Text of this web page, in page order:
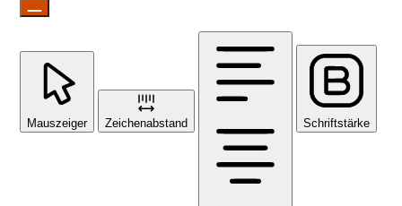
Mauszeiger Zeichenabstand Schriftstärke